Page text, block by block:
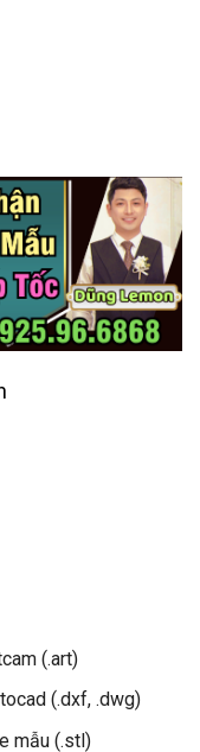
(.art)
(.dxf, .dwg)
mẫu (.stl)